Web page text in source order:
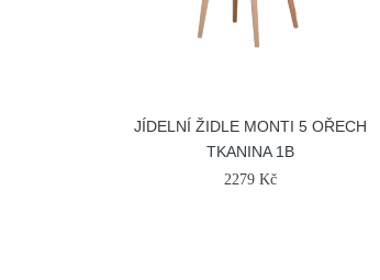
JÍDELNÍ ŽIDLE MONTI 5 OŘECH
TKANINA 1B
2279 Kč